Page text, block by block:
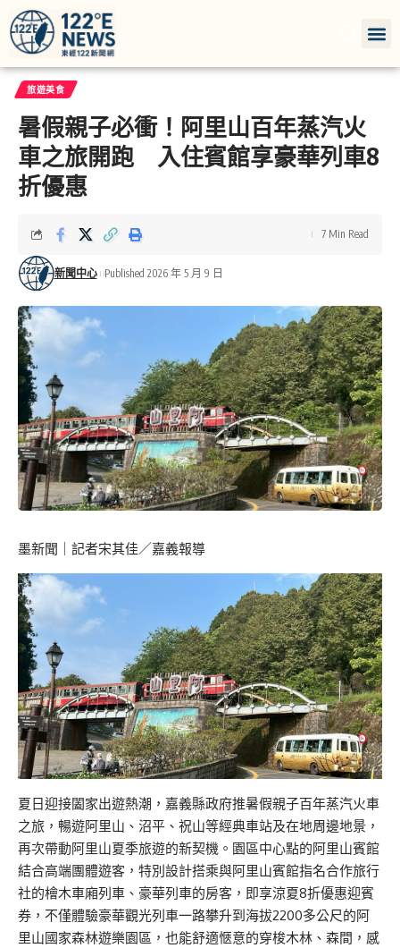
旅遊美食
暑假親子必衝！阿里山百年蒸汽火
車之旅開跑 入住賓館享豪華列車8
折優惠
新聞中心 Published 2026 年 5 月 9 日
7 Min Read
墨新聞 ｜記者宋其佳／嘉義報導
夏日迎接闔家出遊熱潮，嘉義縣政府推暑假親子百年蒸汽火車
之旅，暢遊阿里山、沼平、祝山等經典車站及在地周邊地景，
再次帶動阿里山夏季旅遊的新契機。園區中心點的阿里山賓館
結合高端團體遊客，特別設計搭乘與阿里山賓館指名合作旅行
社的檜木車廂列車、豪華列車的房客，即享涼夏8折優惠迎賓
券，不僅體驗豪華觀光列車一路攀升到海拔2200多公尺的阿
里山國家森林遊樂園區，也能舒適愜意的穿梭木林、森間，感